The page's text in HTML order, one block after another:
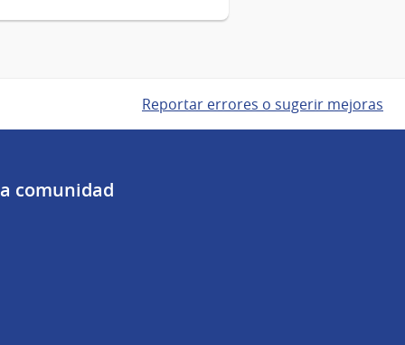
Reportar errores o sugerir mejoras
comunidad